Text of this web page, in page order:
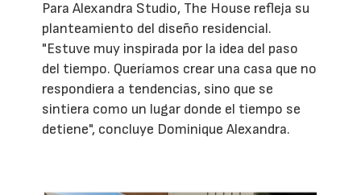
Para Alexandra Studio, The House refleja su
planteamiento del diseño residencial.
"Estuve muy inspirada por la idea del paso
del tiempo. Queríamos crear una casa que no
respondiera a tendencias, sino que se
sintiera como un lugar donde el tiempo se
detiene", concluye Dominique Alexandra.